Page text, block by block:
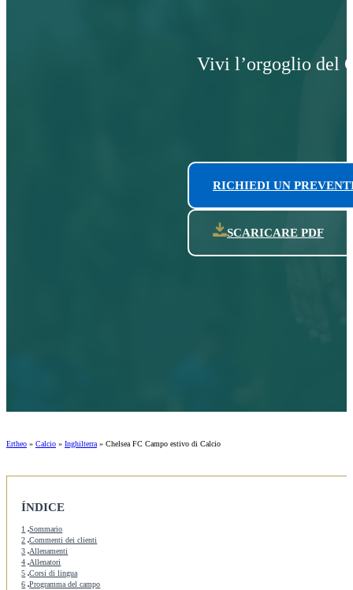
Vivi l’orgoglio del
RICHIEDI UN
SCARICARE PDF
Ertheo » Calcio » Inghilterra » Chelsea FC Campo estivo di Calcio
ÍNDICE
1 Sommario
2 Commenti dei clienti
3 Allenamenti
4 Allenatori
5 Corsi di lingua
6 Programma del campo